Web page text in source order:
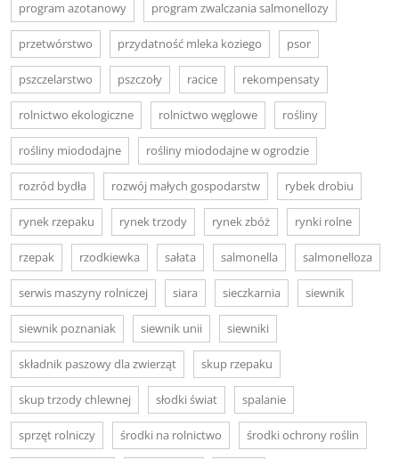
program azotanowy program zwalczania salmonellozy
przetwórstwo przydatność mleka koziego psor
pszczelarstwo pszczoły racice rekompensaty
rolnictwo ekologiczne rolnictwo węglowe rośliny
rośliny miododajne rośliny miododajne w ogrodzie
rozród bydła rozwój małych gospodarstw rybek drobiu
rynek rzepaku rynek trzody rynek zbóż rynki rolne
rzepak rzodkiewka sałata salmonella salmonelloza
serwis maszyny rolniczej siara sieczkarnia siewnik
siewnik poznaniak siewnik unii siewniki
składnik paszowy dla zwierząt skup rzepaku
skup trzody chlewnej słodki świat spalanie
sprzęt rolniczy środki na rolnictwo środki ochrony roślin